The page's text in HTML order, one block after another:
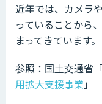
近年では、カメラ
っていることから
まってきています。
参照：国土交通省「
用拡大支援事業 」